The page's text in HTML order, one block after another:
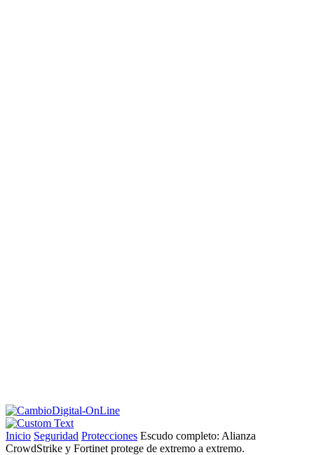
Inicio Seguridad Protecciones Escudo completo: Alianza
CrowdStrike y Fortinet protege de extremo a extremo.